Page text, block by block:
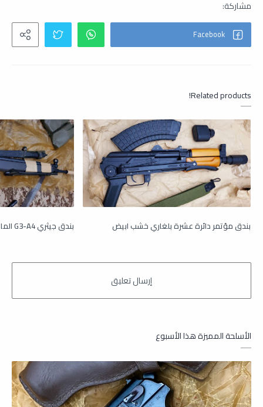
Related products!
بندق مؤتمر دائرة عشرة بلغاري خشب ابيض بندق جيثري G3-A4 الماني قعطبي سحبة وكالة
الأسلحة المميزة هذا الأسبوع